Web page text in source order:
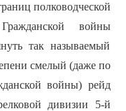
полководческой
войны
так называемый
смелый (даже по
войны) рейд
дивизии 5-й